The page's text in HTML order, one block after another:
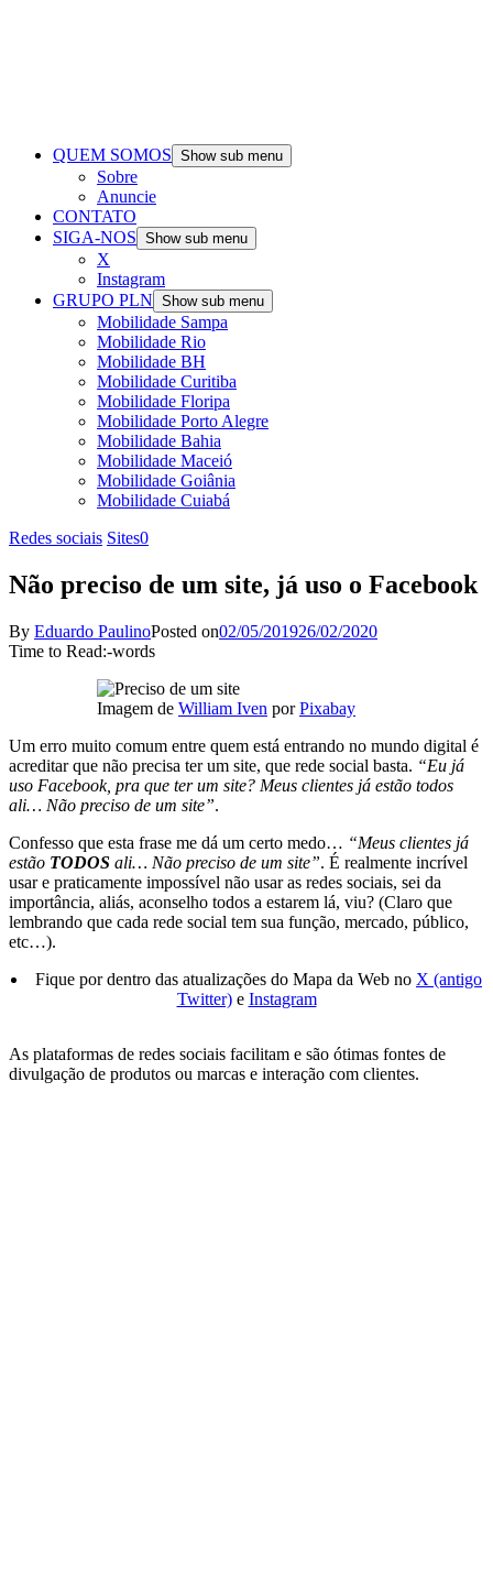
QUEM SOMOS Show sub menu
Sobre
Anuncie
CONTATO
SIGA-NOS Show sub menu
X
Instagram
GRUPO PLN Show sub menu
Mobilidade Sampa
Mobilidade Rio
Mobilidade BH
Mobilidade Curitiba
Mobilidade Floripa
Mobilidade Porto Alegre
Mobilidade Bahia
Mobilidade Maceió
Mobilidade Goiânia
Mobilidade Cuiabá
Redes sociais Sites0
Não preciso de um site, já uso o Facebook
By Eduardo PaulinoPosted on02/05/201926/02/2020
Time to Read:-words
Imagem de William Iven porPixabay
Um erro muito comum entre quem está entrando no mundo digital é
acreditar que não precisa ter um site, que rede social basta. “Eu já
uso Facebook, pra que ter um site? Meus clientes já estão todos
ali… Não preciso de um site”.
Confesso que esta frase me dá um certo medo… “Meus clientes já
estão TODOS ali… Não preciso de um site”. É realmente incrível
usar e praticamente impossível não usar as redes sociais, sei da
importância, aliás, aconselho todos a estarem lá, viu? (Claro que
lembrando que cada rede social tem sua função, mercado, público,
etc…).
Fique por dentro das atualizações do Mapa da Web no X (antigo
Twitter)e Instagram
As plataformas de redes sociais facilitam e são ótimas fontes de
divulgação de produtos ou marcas e interação com clientes.